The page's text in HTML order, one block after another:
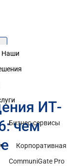
Наши
Бизнес-сервисы
CommuniGate Pro
ИТ-
чем